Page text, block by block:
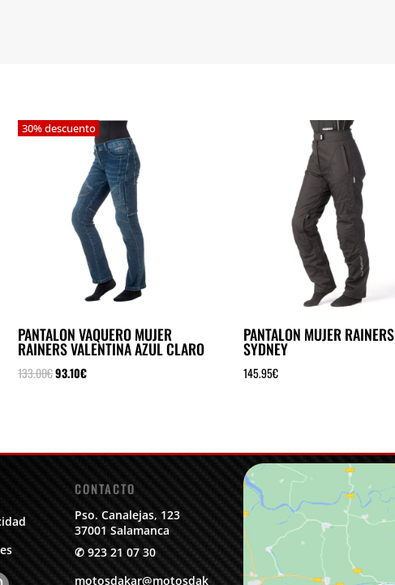
30% descuento
PANTALON VAQUERO MUJER
RAINERS VALENTINA AZUL CLARO
133.00€El
93.10€El
PANTALON MUJER RAINERS
SYDNEY
145.95€
CONTACTO
Pso. Canalejas, 123
37001 Salamanca
✆923 21 07 30
motosdakar@motosdak